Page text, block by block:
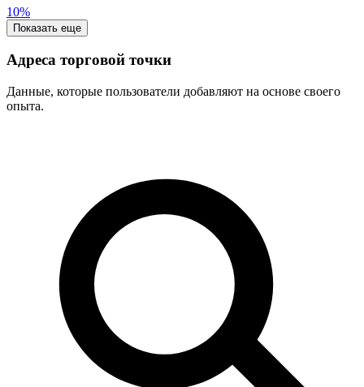
10%
Показать еще
Адреса торговой точки
Данные, которые пользователи добавляют на основе своего
опыта.